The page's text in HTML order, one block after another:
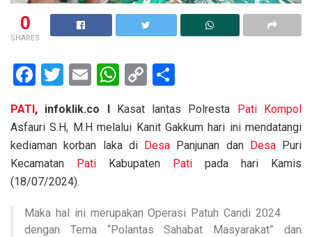
0
SHARES
F
ce
b
o
o
k
T
tt
er
E
ail
W
at
s
A
p
C
py
Li
n
ar
e
PATI, infoklik.co IKasat lantas Polresta Pati Kompol
Asfauri S.H, M.H melalui Kanit Gakkum hari ini mendatangi
kediaman korban laka di Desa Panjunan dan DesaPuri
Kecamatan Pati Kabupaten Pati pada hari Kamis
(18/07/2024).
Maka hal ini merupakan Operasi Patuh Candi 2024
dengan Tema “Polantas Sahabat Masyarakat” dan